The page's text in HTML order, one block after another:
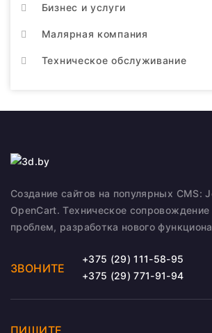
Бизнес и услуги
Малярная компания
Техническое обслуживание
Создание сайтов на популярных CMS:
OpenCart. Техническое
проблем, разработка нового
ЗВОНИТЕ
+375 (29) 111-58-95
+375 (29) 771-91-94
ПИШИТЕ